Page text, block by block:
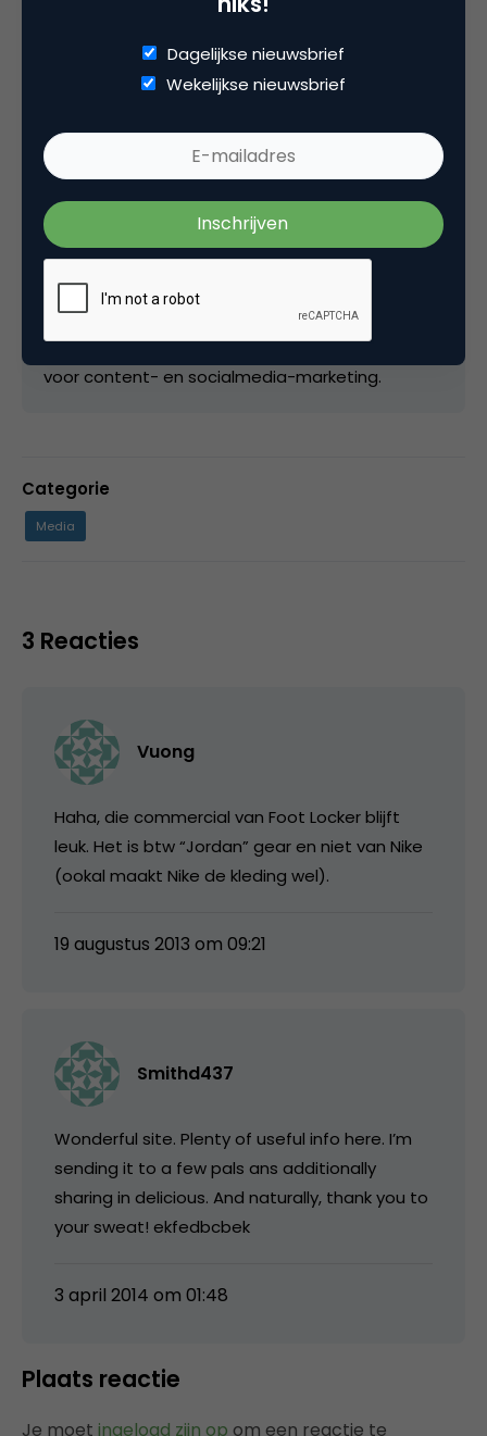
Kopieer link
Rudi de Groot
Content Marketeer bij
Creatief en innovatief met een grote passie
voor content- en socialmedia-marketing.
Categorie
Media
3 Reacties
Vuong
Haha, die commercial van Foot Locker blijft
leuk. Het is btw “Jordan” gear en niet van Nike
(ookal maakt Nike de kleding wel).
19 augustus 2013 om 09:21
Smithd437
Wonderful site. Plenty of useful info here. I’m
sending it to a few pals ans additionally
sharing in delicious. And naturally, thank you to
your sweat! ekfedbcbek
3 april 2014 om 01:48
Plaats reactie
Je moet ingelogd zijn op om een reactie te
Dagelijkse nieuwsbrief
Wekelijkse nieuwsbrief